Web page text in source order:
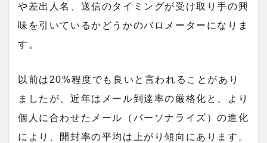
や差出人名、送信のタイミングが受け取り手の興
味を引いているかどうかのバロメーターになりま
す。
以前は20%程度でも良いと言われることがあり
ましたが、近年はメール到達率の厳格化と、より
個人に合わせたメール（パーソナライズ）の進化
により、開封率の平均は上がり傾向にあります。